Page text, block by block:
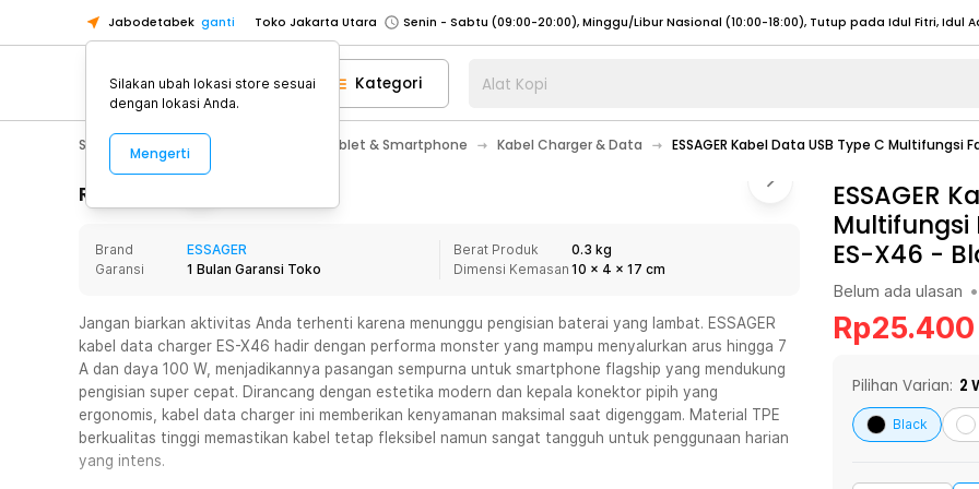
Jabodetabek ganti Toko Jakarta Utara
Toko Tangerang
Toko Cikupa
Pick n Go Jakarta Barat
Senin - Jumat (07:00 - 20:00), Sabtu - Minggu (08:00 - 20:00), Tutup pada Idul Fitri
Pick n Go Bekasi
Senin - Jumat (08:00 - 20:00), Sabtu - Minggu/ Libur Nasional (08:00 - 17:00) Selengkapnya
Senin - Jumat (08:00 - 20:00), Sabtu - Minggu/ Libur Nasional (08:00 - 17:00) Selengkapnya
Senin - Sabtu (09:00-20:00), Minggu/Libur Nasional (12:00-20:00), Tutup pada Idul Fitri
Senin - Sabtu (09:00-20:00), Minggu/Libur Nasional (12:00-20:00), Tutup pada Idul Fitri
Toko Tangerang
Toko Cikupa
Pick n Go Jakarta Barat
Senin - Jumat (07:00 - 20:00), Sabtu - Minggu (08:00 - 20:00), Tutup pada Idul Fitri
Pick n Go Bekasi
Senin - Jumat (08:00 - 20:00), Sabtu - Minggu/ Libur Nasional (08:00 - 17:00) Selengkapnya
Pick n Go Depok
Senin - Jumat (08:00 - 20:00), Sabtu - Minggu/ Libur Nasional (08:00 - 17:00)
Kategori Alat Kopi
Smartphone & Tablet Aksesoris Tablet & Smartphone Kabel Charger & Data ESSAGER Kabel Data USB Type C Multifungsi
Rincian Produk
Brand
ESSAGER
Garansi
1 Bulan Garansi Toko
Berat Produk
0.3 kg
Dimensi Kemasan 10 x 4 x 17 cm
Jangan biarkan aktivitas Anda terhenti karena menunggu pengisian baterai yang lambat. ESSAGER
kabel data charger ES-X46 hadir dengan performa monster yang mampu menyalurkan arus hingga 7
A dan daya 100 W, menjadikannya pasangan sempurna untuk smartphone flagship yang mendukung
pengisian super cepat. Dirancang dengan estetika modern dan kepala konektor pipih yang
ergonomis, kabel data charger ini memberikan kenyamanan maksimal saat digenggam. Material TPE
berkualitas tinggi memastikan kabel tetap fleksibel namun sangat tangguh untuk penggunaan harian
yang intens.
ESSAGER
Multifungsi
ES-X46 -
Belum ada ulasan •
Rp25.400
Pilihan Varian: 2
Black
Silakan ubah lokasi store sesuai
dengan lokasi Anda.
Mengerti